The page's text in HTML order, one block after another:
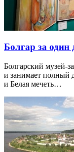
Болгар за один
Болгарский музей-
и занимает полный
и Белая мечеть…